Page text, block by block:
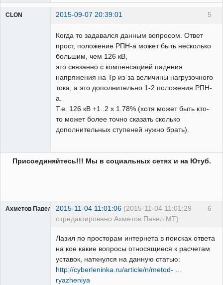
5
CLON 2015-09-07 20:39:01
Когда то задавался данным вопросом. Ответ
прост, положение РПН-а может быть несколько
большим, чем 126 кВ,
это связанно с компенсацией падения
напряжения на Тр из-за величины нагрузочного
тока, а это дополнительно 1-2 положения РПН-
а.
Т.е. 126 кВ +1..2 х 1.78% (хотя может быть кто-
то может более точно сказать сколько
дополнительных ступеней нужно брать).
Присоединяйтесь!!! Мы в социальных сетях и на Ютуб.
6
Ахметов Павел МТ2015-11-04 11:01:06 (2015-11-04 11:01:29
отредактировано Ахметов Павел МТ)
Лазил по просторам интернета в поисках ответа
на кое какие вопросы относящиеся к расчетам
уставок, наткнулся на данную статью:
http://cyberleninka.ru/article/n/metod- …
ryazheniya